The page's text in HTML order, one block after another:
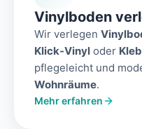
Vinylboden
Wir verlegen
Klick-Vinyl oder
pflegeleicht und
Wohnräume.
Mehr erfahren